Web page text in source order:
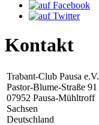
Kontakt
Trabant-Club Pausa e.V.
Pastor-Blume-Straße 91
07952 Pausa-Mühltroff
Sachsen
Deutschland